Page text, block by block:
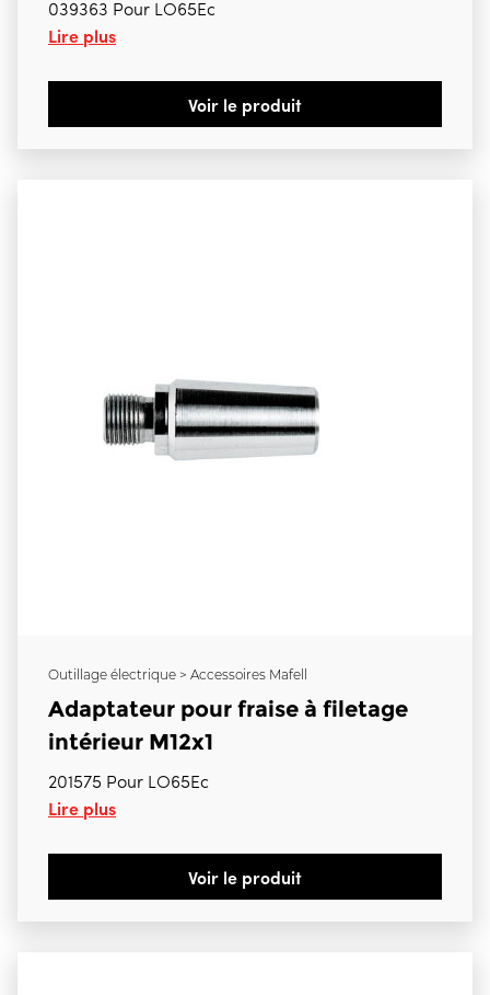
039363 Pour LO65Ec
Lire plus
Voir le produit
Outillage électrique > Accessoires Mafell
Adaptateur pour fraise à filetage
intérieur M12x1
201575 Pour LO65Ec
Lire plus
Voir le produit